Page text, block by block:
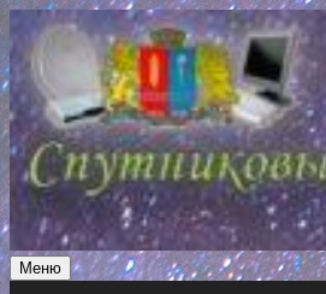
Перейти
к
содержимому
Меню